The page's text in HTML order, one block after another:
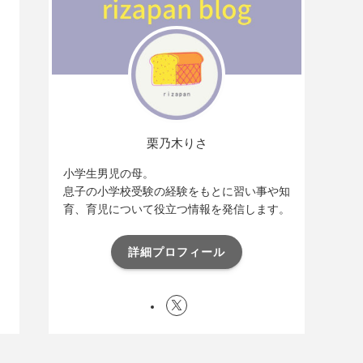
栗乃木りさ
小学生男児の母。
息子の小学校受験の経験をもとに習い事や知
育、育児について役立つ情報を発信します。
詳細プロフィール